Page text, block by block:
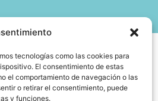
tecnologías como las cookies para
El consentimiento de estas
el comportamiento de navegación o las
o retirar el consentimiento, puede
y funciones.